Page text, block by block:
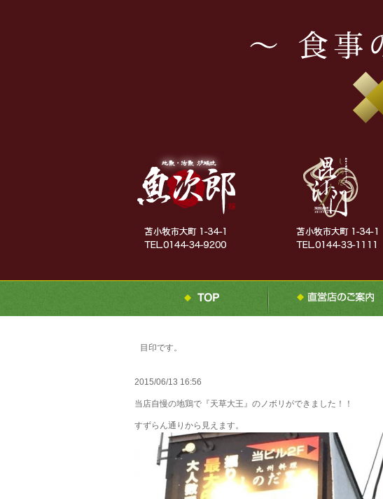
目印です。
2015/06/13 16:56
当店自慢の地鶏で『天草大王』のノボリができました！！
すずらん通りから見えます。